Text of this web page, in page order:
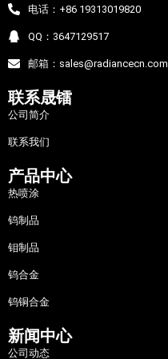
电话：+86 19313019820
QQ：3647129517
邮箱：sales@radiancecn.com
联系晟镭
公司简介
联系我们
产品中心
热喷涂
钨制品
钼制品
钨合金
钨铜合金
新闻中心
公司动态